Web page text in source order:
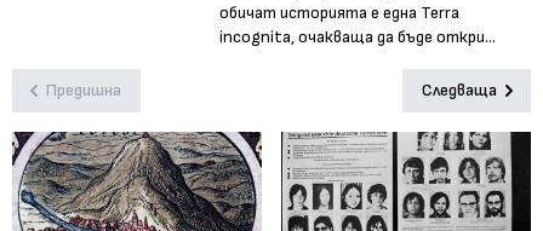
обичат историята е една Terra
incognita, очакваща да бъде откри...
Предишна Следваща